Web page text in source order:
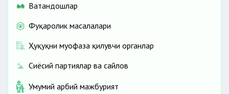
Ватандошлар
Фуқаролик масалалари
Ҳуқуқни муҳофаза қилувчи органлар
Сиёсий партиялар ва сайлов
Умумий ҳарбий мажбурият